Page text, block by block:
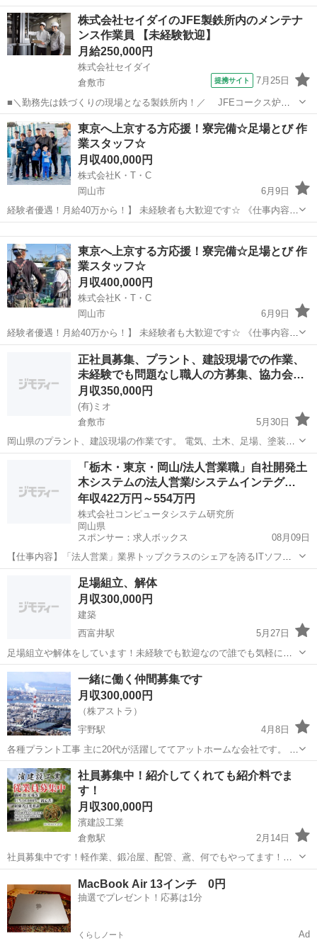
設現場での足場の組立・解体作業をお願いします。 ≪未経験者歓迎
≫≪経験者歓迎≫ 未経験やブランクがあっても大丈夫です！ 資格
取得支援や、作...
岡山 岡山市 鳶職 未経験
株式会社セイダイのJFE製鉄所内のメンテナ
ンス作業員 【未経験歓迎】
月給250,000円
株式会社セイダイ
倉敷市
提携サイト 7月25日
■＼勤務先は鉄づくりの現場となる製鉄所内！／ JFEコークス炉の
メンテナンスや 関連する設備工事のサポート業務をお任せします！ ＝
＝＝＝＝＝＝＝＝＝＝＝＝＝＝＝＝＝＝ ◎そもそもコークス炉って？
鉄づくりに必要な“コー...
岡山 倉敷市
東京へ上京する方応援！寮完備☆足場とび 作
業スタッフ☆
月収400,000円
株式会社K・T・C
岡山市
6月9日
経験者優遇！月給40万から！】 未経験者も大歓迎です☆ 《仕事内容》
都内を中心にマンションの改修工事の足場をメインに行なっていま
す。 《活かせる経験》 足場作業 その他建設作業経験 《...
東京へ上京する方応援！寮完備☆足場とび 作
業スタッフ☆
月収400,000円
株式会社K・T・C
岡山市
6月9日
経験者優遇！月給40万から！】 未経験者も大歓迎です☆ 《仕事内容》
都内を中心にマンションの改修工事の足場をメインに行なっていま
す。 《活かせる経験》 足場作業 その他建設作業経験 《...
岡山市 鳶職 未経験
正社員募集、プラント、建設現場での作業、
未経験でも問題なし職人の方募集、協力会…
月収350,000円
(有)ミオ
倉敷市
5月30日
岡山県のプラント、建設現場の作業です。 電気、土木、足場、塗装、
鍛冶工、仕上げ、太陽光など出張等色々有ります。 一緒に常用、請負
で気楽に働ける仲間を1〜3名募集です。 未経験、女性、中堅、ベテラ
ン、日本語堪能なら外国の方...
鳶職
「栃木・東京・岡山/法人営業職」自社開発土
木システムの法人営業/システムインテグ…
年収422万円～554万円
株式会社コンピュータシステム研究所
岡山県
スポンサー：求人ボックス
08月09日
【仕事内容】「法人営業」業界トップクラスのシェアを誇るITソフト
でお客様のDXを支援/未経験可・土日祝休みでプライベートとのメリハ
リ・ 仕事内容: 建設・土木会社の経営者や担当者に対し、経営を支援
するための自社パッケージシステム「...
足場組立、解体
月収300,000円
建築
西富井駅
5月27日
足場組立や解体をしています！未経験でも歓迎なので誰でも気軽に連
絡ください👍日払いや週払いも相談乗ります！半年ごとに昇給も考え
てます。人が足りないのでお願いします🙏
岡山 倉敷市 西富井駅 鳶職
一緒に働く仲間募集です
月収300,000円
（株アストラ）
宇野駅
4月8日
各種プラント工事 主に20代が活躍しててアットホームな会社です。 車
好きが多く皆が共通の趣味でプライベートでもとても仲の良い会社で
す!! 各種、資格代等は必要に応じで会社負担となっております。 詳細
はコメント又は07055...
岡山 玉野市 宇野駅 鳶職
社員募集中！紹介してくれても紹介料でま
す！
月収300,000円
濱建設工業
倉敷駅
2月14日
社員募集中です！軽作業、鍛冶屋、配管、鳶、何でもやってます！み
んな優しく賑やかな職場です！働いてくれる人を紹介してくれても紹
介料払います！気になってくれた方メッセージください！
MacBook Air 13インチ 0円
抽選でプレゼント！応募は1分
くらしノート Ad